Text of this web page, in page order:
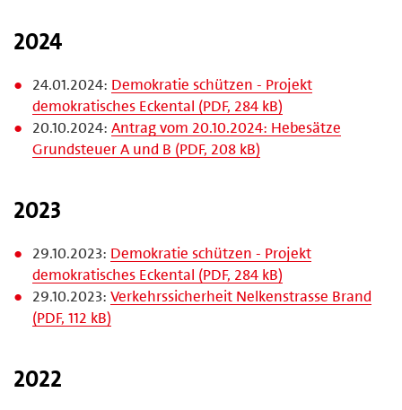
2024
24.01.2024: Demokratie schützen - Projekt
demokratisches Eckental (PDF, 284 kB)
20.10.2024:Antrag vom 20.10.2024: Hebesätze
Grundsteuer A und B (PDF, 208 kB)
2023
29.10.2023: Demokratie schützen - Projekt
demokratisches Eckental (PDF, 284 kB)
29.10.2023:Verkehrssicherheit Nelkenstrasse Brand
(PDF, 112 kB)
2022